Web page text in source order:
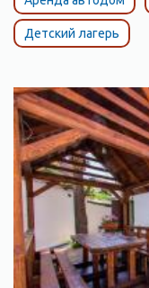
Детский лагерь